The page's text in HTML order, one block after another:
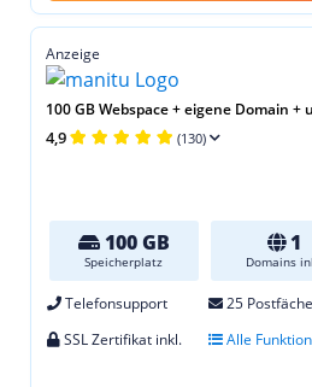
Anzeige
100 GB Webspace + eigene Domain +
4,9 (130)
100 GB
Speicherplatz
1
Domains
Telefonsupport 25
SSL Zertifikat inkl.
Alle